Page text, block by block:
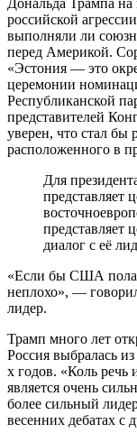
российской
выполняли ли
перед Америкой.
«Эстония — это
церемонии
Республиканской
представителей
уверен, что стал бы
расположенного в
Для
представляет
представляет
диалог с её
«Если бы США
неплохо», —
лидер.
Трамп много лет
Россия выбралась
х годов. «Коль речь
является очень
более сильный
весенних дебатах с